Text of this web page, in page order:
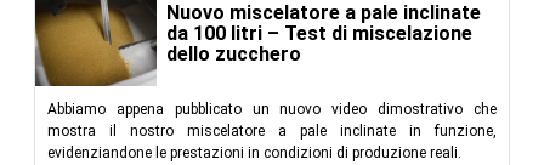
Nuovo miscelatore a pale inclinate
da 100 litri – Test di miscelazione
dello zucchero
Abbiamo appena pubblicato un nuovo video dimostrativo che
mostra il nostro miscelatore a pale inclinate in funzione,
evidenziandone le prestazioni in condizioni di produzione reali.